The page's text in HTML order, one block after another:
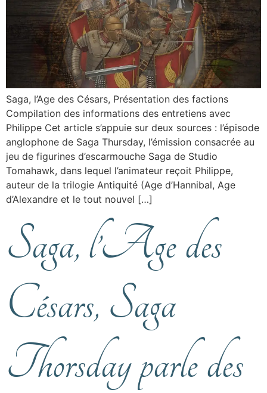
Saga, l’Age des Césars, Présentation des factions
Compilation des informations des entretiens avec
Philippe Cet article s’appuie sur deux sources : l’épisode
anglophone de Saga Thursday, l’émission consacrée au
jeu de figurines d’escarmouche Saga de Studio
Tomahawk, dans lequel l’animateur reçoit Philippe,
auteur de la trilogie Antiquité (Age d’Hannibal, Age
d’Alexandre et le tout nouvel […]
Saga, l’Age des
Césars, Saga
Thorsday parle des